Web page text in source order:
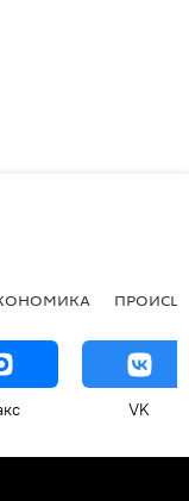
VK